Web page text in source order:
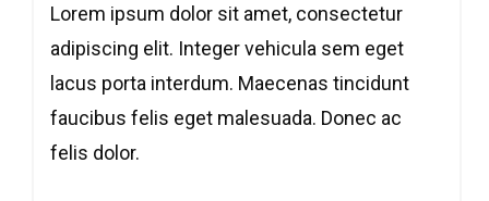
Lorem ipsum dolor sit amet, consectetur
adipiscing elit. Integer vehicula sem eget
lacus porta interdum. Maecenas tincidunt
faucibus felis eget malesuada. Donec ac
felis dolor.